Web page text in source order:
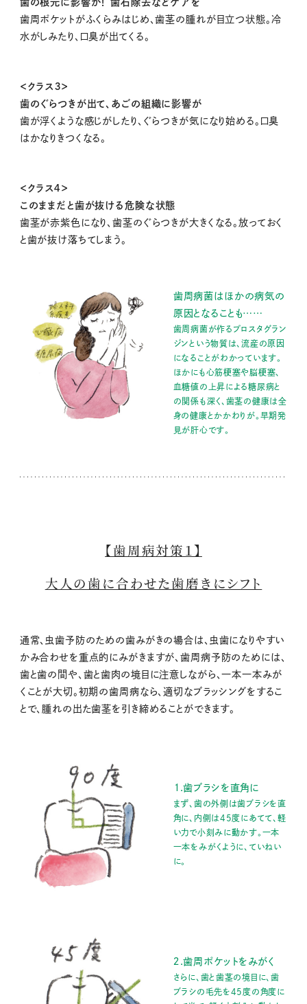
歯の根元に影響が！ 歯石除去などケアを
歯周ポケットがふくらみはじめ、歯茎の腫れが目立つ状態。冷
水がしみたり、口臭が出てくる。
＜クラス３＞
歯のぐらつきが出て、あごの組織に影響が
歯が浮くような感じがしたり、ぐらつきが気になり始める。口臭
はかなりきつくなる。
＜クラス４＞
このままだと歯が抜ける危険な状態
歯茎が赤紫色になり、歯茎のぐらつきが大きくなる。放っておく
と歯が抜け落ちてしまう。
歯周病菌はほかの病気の
原因となることも……
歯周病菌が作るプロスタグラン
ジンという物質は、流産の原因
になることがわかっています。
ほかにも心筋梗塞や脳梗塞、
血糖値の上昇による糖尿病と
の関係も深く、歯茎の健康は全
身の健康とかかわりが。早期発
見が肝心です。
【歯周病対策１】
大人の歯に合わせた歯磨きにシフト
通常、虫歯予防のための歯みがきの場合は、虫歯になりやすい
かみ合わせを重点的にみがきますが、歯周病予防のためには、
歯と歯の間や、歯と歯肉の境目に注意しながら、一本一本みが
くことが大切。初期の歯周病なら、適切なブラッシングをするこ
とで、腫れの出た歯茎を引き締めることができます。
１.歯ブラシを直角に
まず、歯の外側は歯ブラシを直
角に、内側は45度にあてて、軽
い力で小刻みに動かす。一本
一本をみがくように、ていねい
に。
２.歯周ポケットをみがく
さらに、歯と歯茎の境目に、歯
ブラシの毛先を45度の角度に